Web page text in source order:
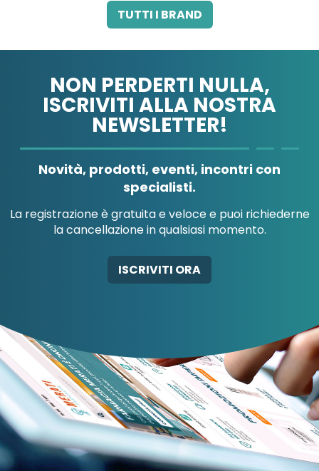
3M ITALIA SRL A.B.PHARM SRL
A.MENARINI
A.MENARINI
AB-GLOBAL SRL
ABBATE A&V PHARMA
TUTTI I BRAND
NON PERDERTI NULLA,
ISCRIVITI ALLA NOSTRA
NEWSLETTER!
Novità, prodotti, eventi, incontri con
specialisti.
La registrazione è gratuita e veloce e puoi richiederne
la cancellazione in qualsiasi momento.
ISCRIVITI ORA